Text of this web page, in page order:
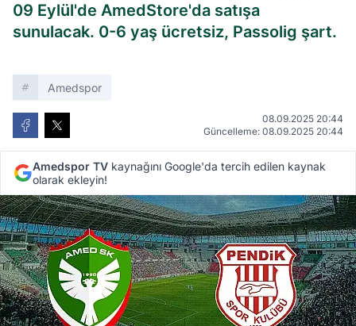
09 Eylül'de AmedStore'da satışa
sunulacak. 0-6 yaş ücretsiz, Passolig şart.
Amedspor
08.09.2025 20:44
Güncelleme: 08.09.2025 20:44
Amedspor TV kaynağını Google'da tercih edilen kaynak
olarak ekleyin!